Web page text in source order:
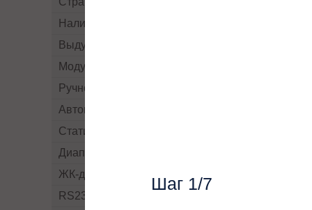
Наличие рубильников/автоматов
Выдув воздуха
Модульный
Ручной By-pass
Автоматический By-pass
Статический By-pass
Диапазон напряжений байпасса
ЖК-дисплей
RS232
Шаг 1/7